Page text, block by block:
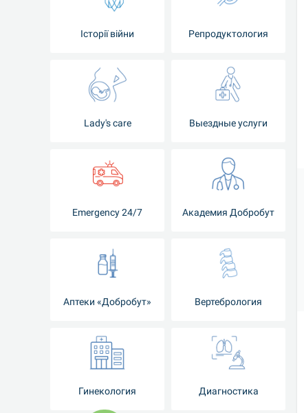
Iсторії війни Репродуктология
Lady's care Выездные услуги
Emergency 24/7 Академия Добробут
Аптеки «Добробут» Вертебрология
Гинекология Диагностика